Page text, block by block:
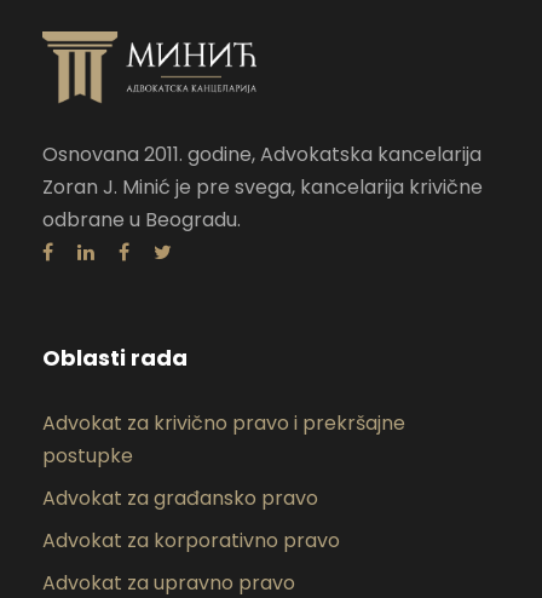
Osnovana 2011. godine, Advokatska kancelarija
Zoran J. Minić je pre svega, kancelarija krivične
odbrane u Beogradu.
Oblasti rada
Advokat za krivično pravo i prekršajne
postupke
Advokat za građansko pravo
Advokat za korporativno pravo
Advokat za upravno pravo